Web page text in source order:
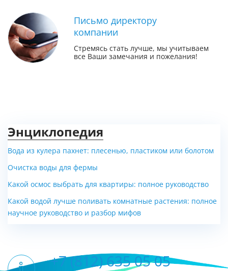
Письмо директору
компании
Стремясь стать лучше, мы учитываем
все Ваши замечания и пожелания!
Энциклопедия
Вода из кулера пахнет: плесенью, пластиком или болотом
Очистка воды для фермы
Какой осмос выбрать для квартиры: полное руководство
Какой водой лучше поливать комнатные растения: полное
научное руководство и разбор мифов
+7 (812) 635 05 05